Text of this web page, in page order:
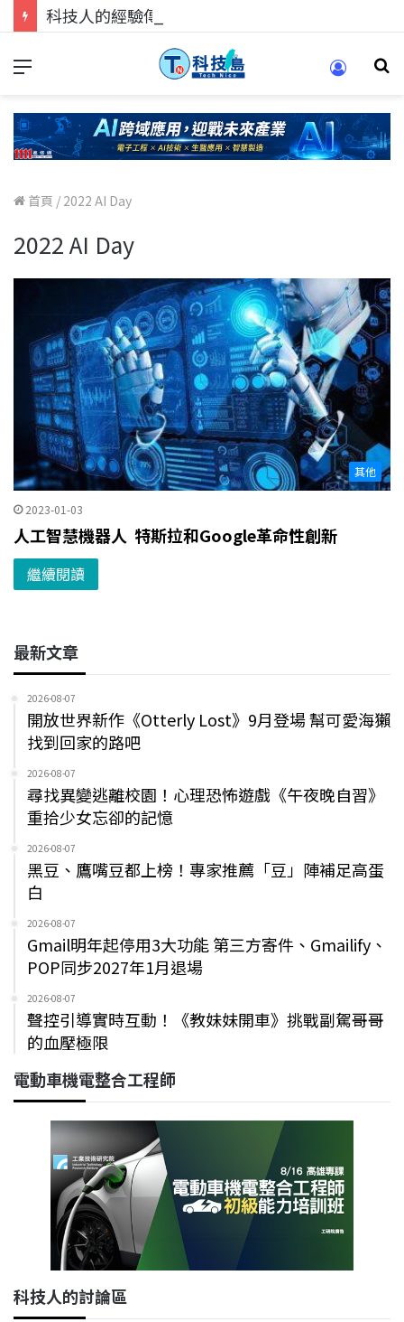
首頁 / 2022 AI Day
2022 AI Day
其他
2023-01-03
人工智慧機器人 特斯拉和Google革命性創新
繼續閱讀
最新文章
2026-08-07
開放世界新作《Otterly Lost》9月登場 幫可愛海獺
找到回家的路吧
2026-08-07
尋找異變逃離校園！心理恐怖遊戲《午夜晚自習》
重拾少女忘卻的記憶
2026-08-07
黑豆、鷹嘴豆都上榜！專家推薦「豆」陣補足高蛋
白
2026-08-07
Gmail明年起停用3大功能 第三方寄件、Gmailify、
POP同步2027年1月退場
2026-08-07
聲控引導實時互動！《教妹妹開車》挑戰副駕哥哥
的血壓極限
電動車機電整合工程師
科技人的討論區